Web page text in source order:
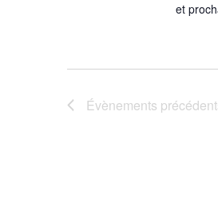
et
Évènements